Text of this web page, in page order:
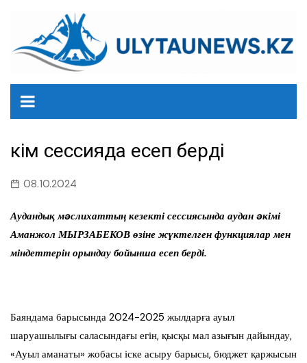
содержанию
Әкім сессияда есеп берді
08.10.2024
Аудандық мəслихаттың кезекті сессиясында аудан əкімі
Аманжол МЫРЗАБЕКОВ өзіне жүктелген функциялар мен
міндеттерін орындау бойынша есеп берді.
Баяндама барысында 2024-2025 жылдарға ауыл
шаруашылығы саласындағы егін, қысқы мал азығын дайындау,
«Ауыл аманаты» жобасы іске асыру барысы, бюджет қаржысын